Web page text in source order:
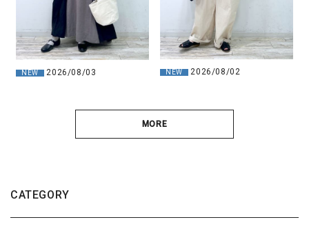
NEW 2026/08/03 NEW 2026/08/02
MORE
CATEGORY